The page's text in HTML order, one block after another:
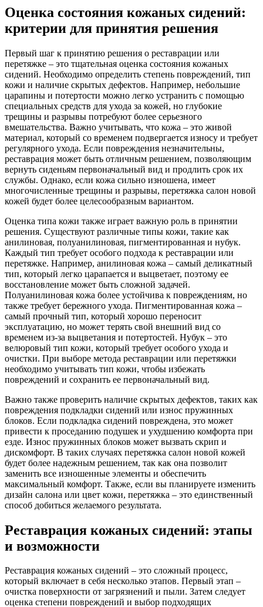
Оценка состояния кожаных сидений:
критерии для принятия решения
Первый шаг к принятию решения о реставрации или
перетяжке – это тщательная оценка состояния кожаных
сидений. Необходимо определить степень повреждений, тип
кожи и наличие скрытых дефектов. Например, небольшие
царапины и потертости можно легко устранить с помощью
специальных средств для ухода за кожей, но глубокие
трещины и разрывы потребуют более серьезного
вмешательства. Важно учитывать, что кожа – это живой
материал, который со временем подвергается износу и требует
регулярного ухода. Если повреждения незначительны,
реставрация может быть отличным решением, позволяющим
вернуть сиденьям первоначальный вид и продлить срок их
службы. Однако, если кожа сильно изношена, имеет
многочисленные трещины и разрывы, перетяжка салон новой
кожей будет более целесообразным вариантом.
Оценка типа кожи также играет важную роль в принятии
решения. Существуют различные типы кожи, такие как
анилиновая, полуанилиновая, пигментированная и нубук.
Каждый тип требует особого подхода к реставрации или
перетяжке. Например, анилиновая кожа – самый деликатный
тип, который легко царапается и выцветает, поэтому ее
восстановление может быть сложной задачей.
Полуанилиновая кожа более устойчива к повреждениям, но
также требует бережного ухода. Пигментированная кожа –
самый прочный тип, который хорошо переносит
эксплуатацию, но может терять свой внешний вид со
временем из-за выцветания и потертостей. Нубук – это
велюровый тип кожи, который требует особого ухода и
очистки. При выборе метода реставрации или перетяжки
необходимо учитывать тип кожи, чтобы избежать
повреждений и сохранить ее первоначальный вид.
Важно также проверить наличие скрытых дефектов, таких как
повреждения подкладки сидений или износ пружинных
блоков. Если подкладка сидений повреждена, это может
привести к проседанию подушек и ухудшению комфорта при
езде. Износ пружинных блоков может вызвать скрип и
дискомфорт. В таких случаях перетяжка салон новой кожей
будет более надежным решением, так как она позволит
заменить все изношенные элементы и обеспечить
максимальный комфорт. Также, если вы планируете изменить
дизайн салона или цвет кожи, перетяжка – это единственный
способ добиться желаемого результата.
Реставрация кожаных сидений: этапы
и возможности
Реставрация кожаных сидений – это сложный процесс,
который включает в себя несколько этапов. Первый этап –
очистка поверхности от загрязнений и пыли. Затем следует
оценка степени повреждений и выбор подходящих